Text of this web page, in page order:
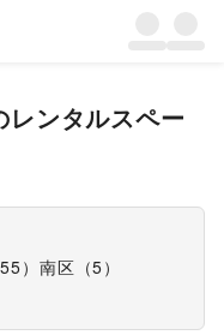
レンタルスペー
55） 南区 （5）